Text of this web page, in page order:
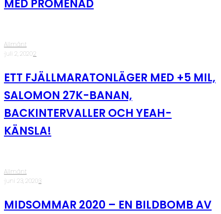
MED PROMENAD
Allmänt
·juli 2, 2020·2
ETT FJÄLLMARATONLÄGER MED +5 MIL,
SALOMON 27K-BANAN,
BACKINTERVALLER OCH YEAH-
KÄNSLA!
Allmänt
·juni 23, 2020·3
MIDSOMMAR 2020 – EN BILDBOMB AV